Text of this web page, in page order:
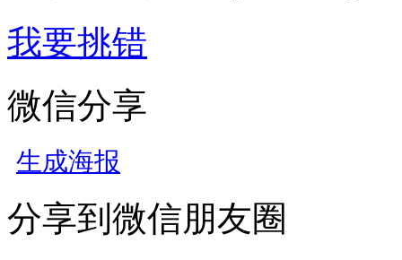
我要挑错
微信分享
生成海报
分享到微信朋友圈